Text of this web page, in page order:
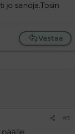
jo sanoja.Tosin
Vastaa
#3